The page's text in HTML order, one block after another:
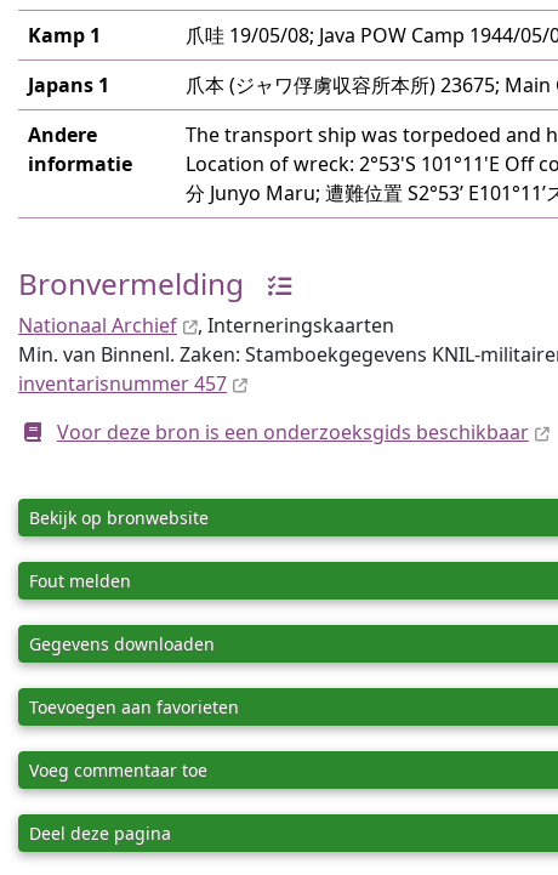
Kamp 1
爪哇 19/05/08; Java POW Camp 1944/05/
Japans 1
爪本 (ジャワ俘虜収容所本所) 23675;
Andere
informatie
The transport ship was torpedoed and
Location of wreck: 2°53'S 101°11'E Off
分 Junyo Maru; 遭難位置 S2°53’ E101°11’
Bronvermelding
Nationaal Archief
, Internerings­kaarten
Min. van Binnenl. Zaken: Stamboekgegevens KNIL-
inventaris­num­mer 457
Voor deze bron is een onderzoeksgids beschikbaar
Bekijk op bronwebsite
Fout melden
Gegevens downloaden
Toevoegen aan favorieten
Voeg commentaar toe
Deel deze pagina